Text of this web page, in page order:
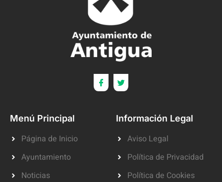
Menú Principal
Página de Inicio
Ayuntamiento
Noticias
Información Legal
Aviso Legal
Política de Privacidad
Política de Cookies